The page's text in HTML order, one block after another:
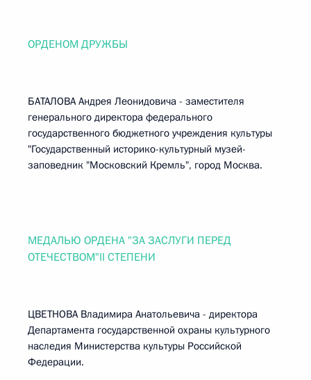
ОРДЕНОМ ДРУЖБЫ
БАТАЛОВА Андрея Леонидовича - заместителя
генерального директора федерального
государственного бюджетного учреждения культуры
"Государственный историко-культурный музей-
заповедник "Московский Кремль", город Москва.
МЕДАЛЬЮ ОРДЕНА "ЗА ЗАСЛУГИ ПЕРЕД
ОТЕЧЕСТВОМ"II СТЕПЕНИ
ЦВЕТНОВА Владимира Анатольевича - директора
Департамента государственной охраны культурного
наследия Министерства культуры Российской
Федерации.